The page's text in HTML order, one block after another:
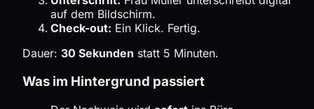
auf dem Bildschirm.
Check-out: Ein Klick. Fertig.
Dauer: 30 Sekunden statt 5 Minuten.
Was im Hintergrund passiert